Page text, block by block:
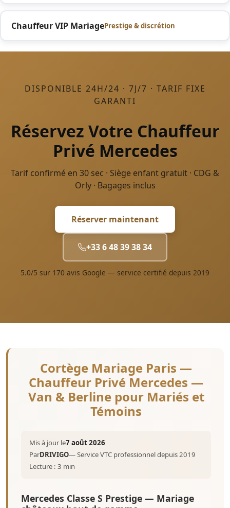
Chauffeur VIP MariagePrestige & discrétion
DISPONIBLE 24H/24 · 7J/7 · TARIF FIXE
GARANTI
Réservez Votre Chauffeur
Privé Mercedes
Tarif confirmé en 30 sec · Siège enfant gratuit · CDG &
Orly · Bagages inclus
Réserver maintenant
+33 6 48 39 38 34
5.0/5 sur 170 avis Google — service certifié depuis 2019
Cortège Mariage Paris —
Chauffeur Privé Mercedes —
Van & Berline pour Mariés et
Témoins
Mis à jour le7 août 2026
ParDRIVIGO— Service VTC professionnel depuis 2019
Lecture : 3 min
Mercedes Classe S Prestige — Mariage